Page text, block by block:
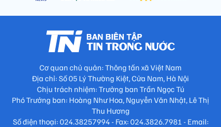
Cơ quan chủ quản: Thông tấn xã Việt Nam
Địa chỉ: Số 05 Lý Thường Kiệt, Cửa Nam, Hà Nội
Chịu trách nhiệm: Trưởng ban Trần Ngọc Tú
Phó Trưởng ban: Hoàng Như Hoa, Nguyễn Văn Nhật, Lê Thị
Thu Hương
Số điện thoại: 024.38257994 - Fax: 024.3826.7981 - Email: